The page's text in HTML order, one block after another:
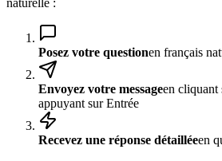
naturelle :
Posez votre questionen français
Envoyez votre messageen cliquant
appuyant sur Entrée
Recevez une réponse détailléeen